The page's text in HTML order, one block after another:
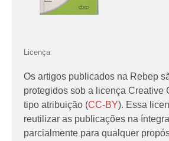
Licença
Os artigos publicados na Rebep
protegidos sob a licença Creative
tipo atribuição (CC-BY). Essa
reutilizar as publicações na
parcialmente para qualquer